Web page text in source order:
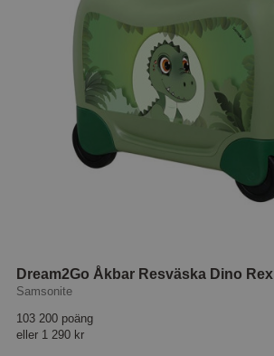
Dream2Go Åkbar Resväska Dino Rex
Samsonite
103 200 poäng
eller 1 290 kr